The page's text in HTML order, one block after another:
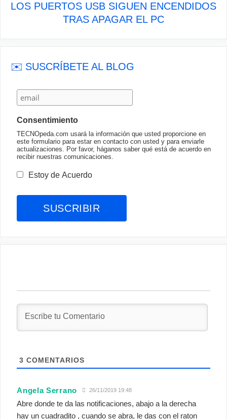
LOS PUERTOS USB SIGUEN ENCENDIDOS
TRAS APAGAR EL PC
✉️ SUSCRÍBETE AL BLOG
Consentimiento
TECNOpeda.com usará la información que usted proporcione en
este formulario para estar en contacto con usted y para enviarle
actualizaciones. Por favor, háganos saber qué está de acuerdo en
recibir nuestras comunicaciones.
Estoy de Acuerdo
3 COMENTARIOS
Angela Serrano 26/11/2019 19:48
Abre donde te da las notificaciones, abajo a la derecha
hay un cuadradito , cuando se abra, le das con el raton